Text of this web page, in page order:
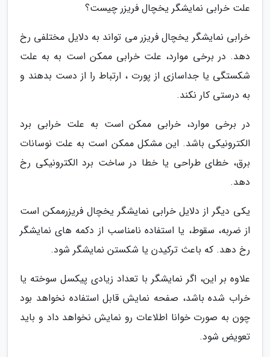
علت خرابی نمایشگر یخچال فریزر چیست؟
خرابی نمایشگر یخچال فریزر می تواند به دلایل مختلفی رخ
دهد. در برخی موارد، علت خرابی ممکن است به به علت
شکستگی یا جداسازی از پورت ، ارتباط را از دست بدهند و
به درستی کار نکند.
در برخی موارد، خرابی ممکن است به علت خرابی برد
الکترونیکی باشد. این مشکل ممکن است به علت نوسانات
برق، خطای طراحی یا خطا در ساخت برد الکترونیکی رخ
دهد.
یکی دیگر از دلایل خرابی نمایشگر یخچال فریزرممکن است
از ضربه، سقوط، یا استفاده نامناسب از دکمه های نمایشگر
رخ دهد. که باعث ترکیدن یا شکستن نمایشگر شود.
علاوه بر این، اگر نمایشگر با تعداد زیادی پیکسل سوخته یا
خراب شده باشد، صفحه نمایش قابل استفاده نخواهد بود
چون به صورت خوانا اطلاعات رو نمایش نخواهد داد و باید
تعویض شود.